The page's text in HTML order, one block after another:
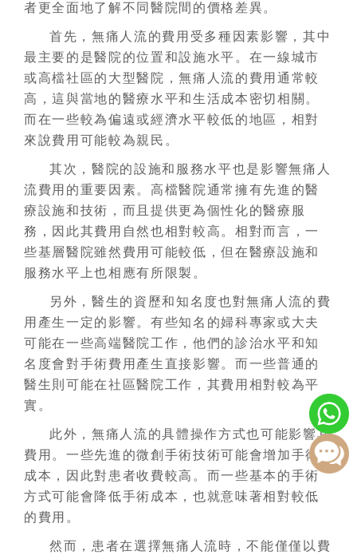
者更全面地了解不同醫院間的價格差異。
首先，無痛人流的費用受多種因素影響，其中
最主要的是醫院的位置和設施水平。在一線城市
或高檔社區的大型醫院，無痛人流的費用通常較
高，這與當地的醫療水平和生活成本密切相關。
而在一些較為偏遠或經濟水平較低的地區，相對
來說費用可能較為親民。
其次，醫院的設施和服務水平也是影響無痛人
流費用的重要因素。高檔醫院通常擁有先進的醫
療設施和技術，而且提供更為個性化的醫療服
務，因此其費用自然也相對較高。相對而言，一
些基層醫院雖然費用可能較低，但在醫療設施和
服務水平上也相應有所限製。
另外，醫生的資歷和知名度也對無痛人流的費
用產生一定的影響。有些知名的婦科專家或大夫
可能在一些高端醫院工作，他們的診治水平和知
名度會對手術費用產生直接影響。而一些普通的
醫生則可能在社區醫院工作，其費用相對較為平
實。
此外，無痛人流的具體操作方式也可能影響其
費用。一些先進的微創手術技術可能會增加手術
成本，因此對患者收費較高。而一些基本的手術
方式可能會降低手術成本，也就意味著相對較低
的費用。
然而，患者在選擇無痛人流時，不能僅僅以費